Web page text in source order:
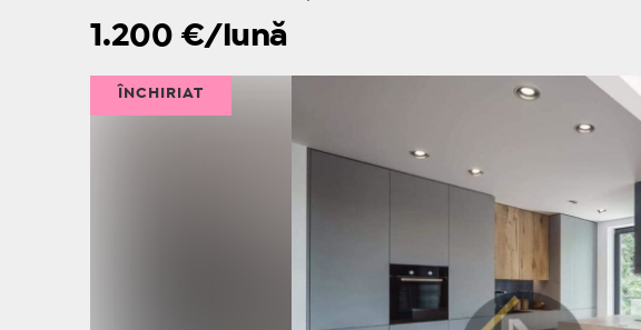
1.200 €/lună
ÎNCHIRIAT